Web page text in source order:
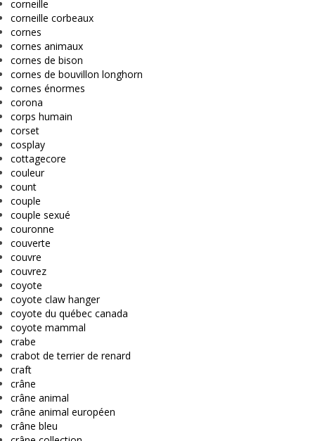
corneille
corneille corbeaux
cornes
cornes animaux
cornes de bison
cornes de bouvillon longhorn
cornes énormes
corona
corps humain
corset
cosplay
cottagecore
couleur
count
couple
couple sexué
couronne
couverte
couvre
couvrez
coyote
coyote claw hanger
coyote du québec canada
coyote mammal
crabe
crabot de terrier de renard
craft
crâne
crâne animal
crâne animal européen
crâne bleu